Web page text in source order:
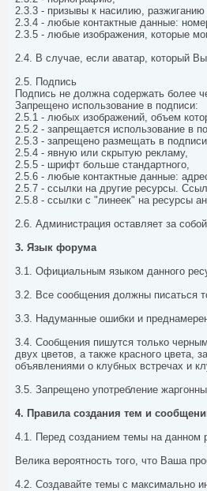
2.3.3 - призывы к насилию,
2.3.4 - любые контактные данные:
2.3.5 - любые изображения, которые
2.4. В случае, если аватар, который
2.5. Подпись
Подпись не должна содержать более
Запрещено использование в подписи:
2.5.1 - любых изображений, объем
2.5.2 - запрещается использование в
2.5.3 - запрещено размещать в
2.5.4 - явную или скрытую рекламу,
2.5.5 - шрифт больше стандартного,
2.5.6 - любые контактные данные:
2.5.7 - ссылки на другие ресурсы.
2.5.8 - ссылки с "линеек" на ресурсы
2.6. Администрация оставляет за
3. Язык форума
3.1. Официальным языком данного
3.2. Все сообщения должны писаться
3.3. Надуманные ошибки и
3.4. Сообщения пишутся только
двух цветов, а также красного цвета,
объявлениями о клубных встречах и
3.5. Запрещено употребление
4. Правила создания тем и
4.1. Перед созданием темы на данном
Велика вероятность того, что Ваша
4.2. Создавайте темы с максимально